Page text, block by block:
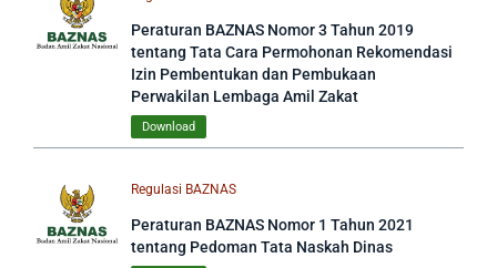
Peraturan BAZNAS Nomor 3 Tahun 2019
tentang Tata Cara Permohonan Rekomendasi
Izin Pembentukan dan Pembukaan
Perwakilan Lembaga Amil Zakat
Download
Regulasi BAZNAS
Peraturan BAZNAS Nomor 1 Tahun 2021
tentang Pedoman Tata Naskah Dinas